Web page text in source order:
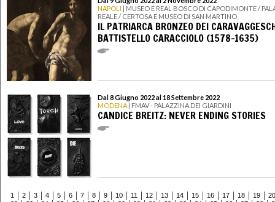
NAPOLI | MUSEO E REAL BOSCO DI CAPODIMONTE /
REALE / CERTOSA E MUSEO DI SAN MARTINO
IL PATRIARCA BRONZEO DEI
BATTISTELLO CARACCIOLO (1578-1635)
Dal 8 Giugno 2022 al 18 Settembre 2022
MODENA | FMAV - PALAZZINA DEI GIARDINI
CANDICE BREITZ: NEVER ENDING STORIES
1 2 3 4 5 6 7 8 9 10 11 12 13 14 15 16 17 18 19
20